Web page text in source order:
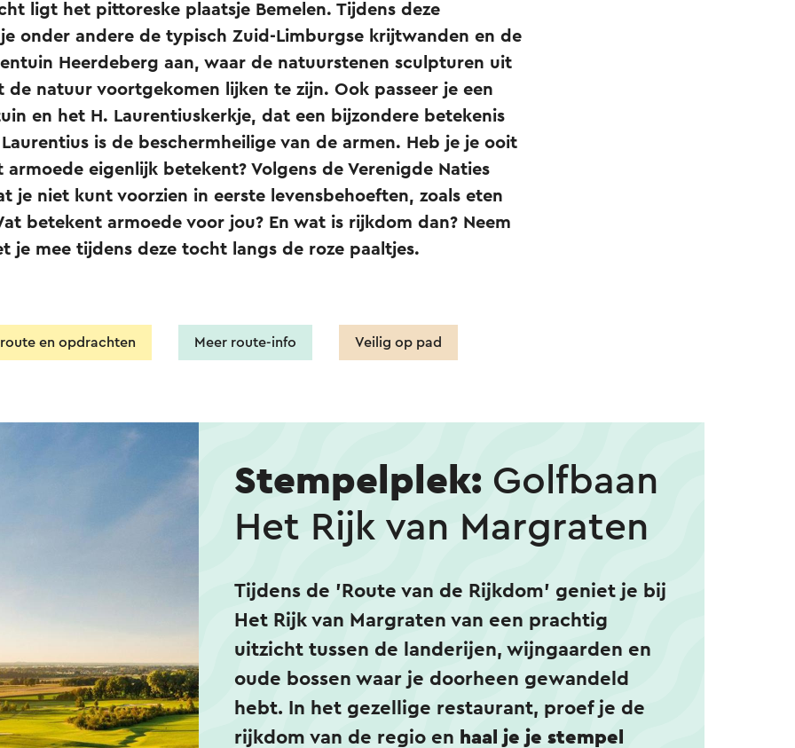
ligt het pittoreske plaatsje Bemelen. Tijdens deze
onder andere de typisch Zuid-Limburgse krijtwanden en de
Heerdeberg aan, waar de natuurstenen sculpturen uit
de natuur voortgekomen lijken te zijn. Ook passeer je een
en het H. Laurentiuskerkje, dat een bijzondere betekenis
is de beschermheilige van de armen. Heb je je ooit
eigenlijk betekent? Volgens de Verenigde Naties
je niet kunt voorzien in eerste levensbehoeften, zoals eten
betekent armoede voor jou? En wat is rijkdom dan? Neem
je mee tijdens deze tocht langs de roze paaltjes.
en opdrachten Meer route-info Veilig op pad
Stempelplek: Golfbaan
Het Rijk van Margraten
Tijdens de 'Route van de Rijkdom' geniet je bij
Het Rijk van Margraten van een prachtig
uitzicht tussen de landerijen, wijngaarden en
oude bossen waar je doorheen gewandeld
hebt. In het gezellige restaurant, proef je de
rijkdom van de regio en haal je je stempel